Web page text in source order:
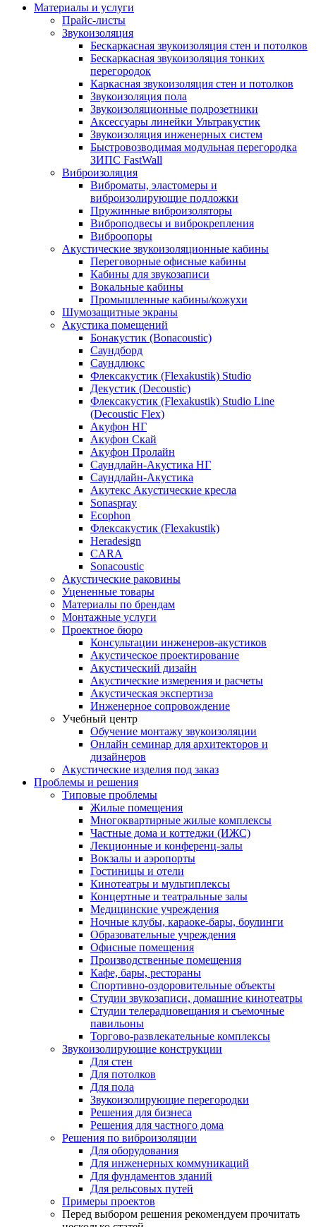
Материалы и услуги
Прайс-листы
Звукоизоляция
Бескаркасная звукоизоляция стен и потолков
Бескаркасная звукоизоляция тонких
перегородок
Каркасная звукоизоляция стен и потолков
Звукоизоляция пола
Звукоизоляционные подрозетники
Аксессуары линейки Ультракустик
Звукоизоляция инженерных систем
Быстровозводимая модульная перегородка
ЗИПС FastWall
Виброизоляция
Виброматы, эластомеры и
виброизолирующие подложки
Пружинные виброизоляторы
Виброподвесы и виброкрепления
Виброопоры
Акустические звукоизоляционные кабины
Переговорные офисные кабины
Кабины для звукозаписи
Вокальные кабины
Промышленные кабины/кожухи
Шумозащитные экраны
Акустика помещений
Бонакустик (Bonacoustic)
Саундборд
Саундлюкс
Флексакустик (Flexakustik) Studio
Декустик (Decoustic)
Флексакустик (Flexakustik) Studio Line
(Decoustic Flex)
Акуфон НГ
Акуфон Скай
Акуфон Пролайн
Саундлайн-Акустика НГ
Саундлайн-Акустика
Акутекс Акустические кресла
Sonaspray
Ecophon
Флексакустик (Flexakustik)
Heradesign
CARA
Sonacoustic
Акустические раковины
Уцененные товары
Материалы по брендам
Монтажные услуги
Проектное бюро
Консультации инженеров-акустиков
Акустическое проектирование
Акустический дизайн
Акустические измерения и расчеты
Акустическая экспертиза
Инженерное сопровождение
Учебный центр
Обучение монтажу звукоизоляции
Онлайн семинар для архитекторов и
дизайнеров
Акустические изделия под заказ
Проблемы и решения
Типовые проблемы
Жилые помещения
Многоквартирные жилые комплексы
Частные дома и коттеджи (ИЖС)
Лекционные и конференц-залы
Вокзалы и аэропорты
Гостиницы и отели
Кинотеатры и мультиплексы
Концертные и театральные залы
Медицинские учреждения
Ночные клубы, караоке-бары, боулинги
Образовательные учреждения
Офисные помещения
Производственные помещения
Кафе, бары, рестораны
Спортивно-оздоровительные объекты
Студии звукозаписи, домашние кинотеатры
Студии телерадиовещания и съемочные
павильоны
Торгово-развлекательные комплексы
Звукоизолирующие конструкции
Для стен
Для потолков
Для пола
Звукоизолирующие перегородки
Решения для бизнеса
Решения для частного дома
Решения по виброизоляции
Для оборудования
Для инженерных коммуникаций
Для фундаментов зданий
Для рельсовых путей
Примеры проектов
Перед выбором решения рекомендуем прочитать